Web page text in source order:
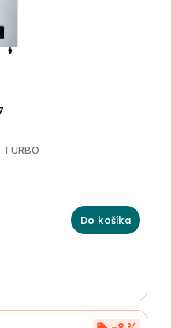
Do košíka
verzia TURBO